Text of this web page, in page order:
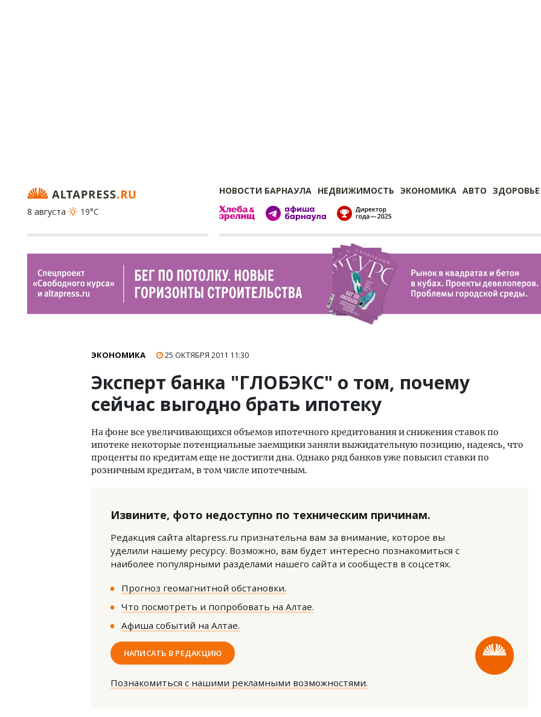
НОВОСТИ БАРНАУЛА НЕДВИЖИМОСТЬ ЭКОНОМИКА АВТО ЗДОРОВЬЕ
8 августа
19°C
ЭКОНОМИКА 25 ОКТЯБРЯ 2011 11:30
Эксперт банка "ГЛОБЭКС" о том, почему
сейчас выгодно брать ипотеку
На фоне все увеличивающихся объемов ипотечного кредитования и снижения ставок по
ипотеке некоторые потенциальные заемщики заняли выжидательную позицию, надеясь, что
проценты по кредитам еще не достигли дна. Однако ряд банков уже повысил ставки по
розничным кредитам, в том числе ипотечным.
Извините, фото недоступно по техническим причинам.
Редакция сайта altapress.ru признательна вам за внимание, которое вы
уделили нашему ресурсу. Возможно, вам будет интересно познакомиться с
наиболее популярными разделами нашего сайта и сообществ в соцсетях.
Прогноз геомагнитной обстановки.
Что посмотреть и попробовать на Алтае.
Афиша событий на Алтае.
НАПИСАТЬ В РЕДАКЦИЮ
Познакомиться с нашими рекламными возможностями.
Архитектурный код начинается с
земли. Мощение крупноформатными
плитами становится новым
стандартом благоустройства
оставаться на плаву, когда рынок
штормит
Смелость архитектурных
Генеральный директор
ЗИАС — об эстетике